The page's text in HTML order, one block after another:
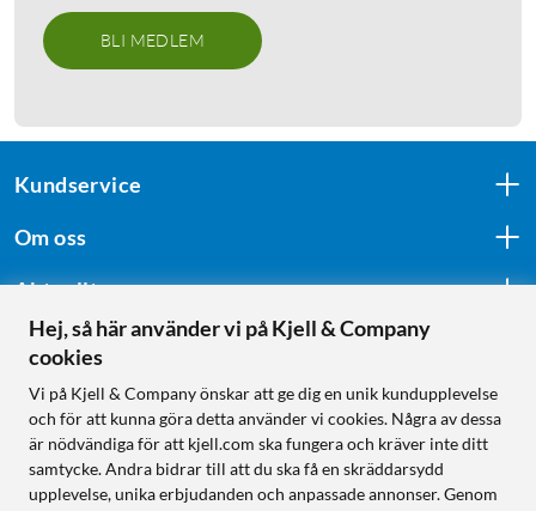
BLI MEDLEM
Kundservice
Om oss
Aktuellt
Följ oss
Handla från:
Hej, så här använder vi på Kjell & Company
cookies
Vi på Kjell & Company önskar att ge dig en unik kundupplevelse
och för att kunna göra detta använder vi cookies. Några av dessa
är nödvändiga för att kjell.com ska fungera och kräver inte ditt
samtycke. Andra bidrar till att du ska få en skräddarsydd
upplevelse, unika erbjudanden och anpassade annonser. Genom